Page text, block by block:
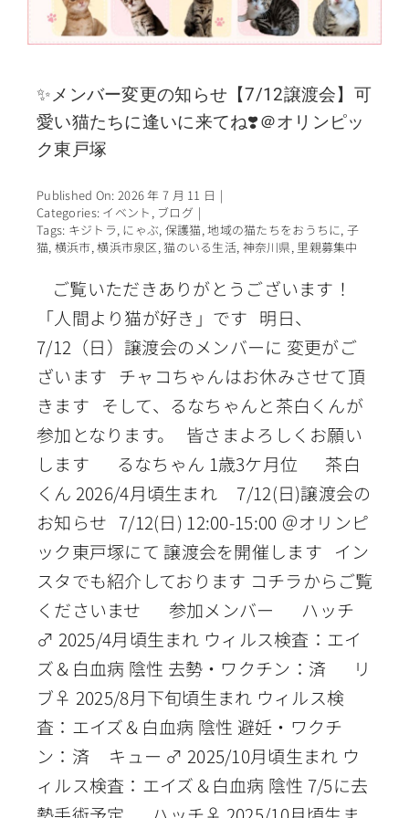
✨メンバー変更の知らせ【7/12譲渡会】可
愛い猫たちに逢いに来てね❣️＠オリンピッ
ク東戸塚
Published On: 2026 年 7 月 11 日 |
Categories: イベント , ブログ |
Tags: キジトラ, にゃぶ, 保護猫,地域の猫たちをおうちに,子
猫, 横浜市,横浜市泉区,猫のいる生活, 神奈川県, 里親募集中
ご覧いただきありがとうございます！
「人間より猫が好き」です 明日、
7/12（日）譲渡会のメンバーに 変更がご
ざいます チャコちゃんはお休みさせて頂
きます そして、るなちゃんと茶白くんが
参加となります。 皆さまよろしくお願い
します るなちゃん 1歳3ケ月位 茶白
くん 2026/4月頃生まれ 7/12(日)譲渡会の
お知らせ 7/12(日) 12:00-15:00 ＠オリンピ
ック東戸塚にて 譲渡会を開催します イン
スタでも紹介しております コチラからご覧
くださいませ 参加メンバー ハッチ
♂ 2025/4月頃生まれ ウィルス検査：エイ
ズ＆白血病 陰性 去勢・ワクチン：済 リ
ブ♀ 2025/8月下旬頃生まれ ウィルス検
査：エイズ＆白血病 陰性 避妊・ワクチ
ン：済 キュー ♂ 2025/10月頃生まれ ウ
ィルス検査：エイズ＆白血病 陰性 7/5に去